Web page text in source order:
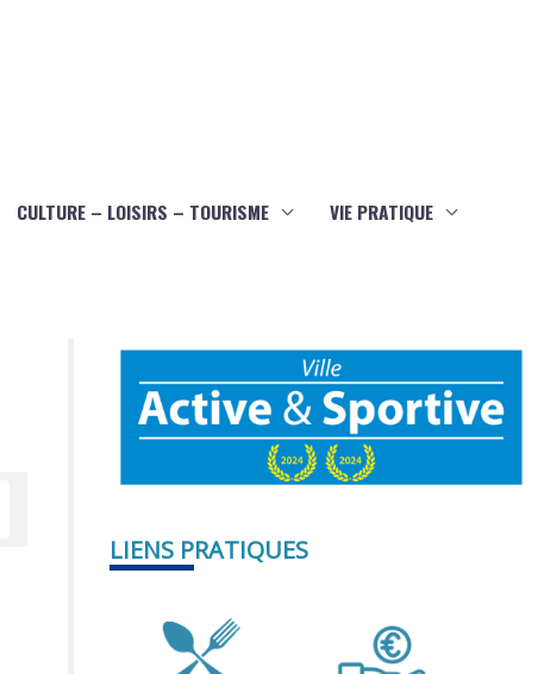
CULTURE – LOISIRS – TOURISME VIE PRATIQUE
LIENS PRATIQUES